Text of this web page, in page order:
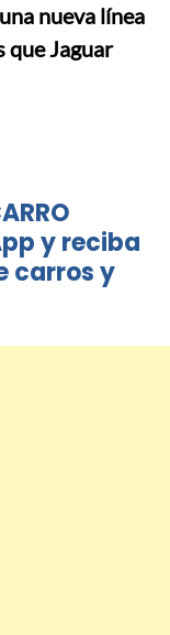
una nueva línea
que Jaguar
y reciba
carros y